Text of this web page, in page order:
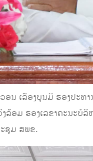
ລືອງບຸນມີ ຮອງປະທານ
ອມ ຮອງເລຂາຄະນະບໍ
ຊຸມ ສພຂ.